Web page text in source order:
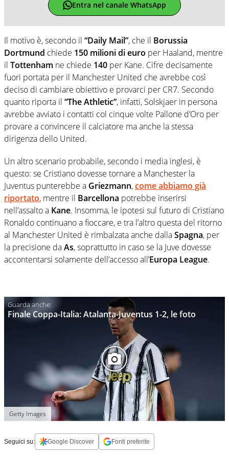
Entra nel canale WhatsApp
Il motivo è, secondo il “Daily Mail”, che il Borussia
Dortmund chiede 150 milioni di euro per Haaland, mentre
il Tottenham ne chiede 140 per Kane. Cifre decisamente
fuori portata per il Manchester United che avrebbe così
deciso di cambiare obiettivo e provarci per CR7. Secondo
quanto riporta il “The Athletic”, infatti, Solskjaer in persona
avrebbe avviato i contatti col cinque volte Pallone d’Oro per
provare a convincere il calciatore ma anche la stessa
dirigenza dello United.
Un altro scenario probabile, secondo i media inglesi, è
questo: se Cristiano dovesse tornare a Manchester la
Juventus punterebbe a Griezmann,come abbiamo già
riportato, mentre il Barcellona potrebbe inserirsi
nell’assalto a Kane. Insomma, le ipotesi sul futuro di Cristiano
Ronaldo continuano a fioccare, e tra l’altro questa del ritorno
al Manchester United è rimbalzata anche dallaSpagna, per
la precisione daAs, soprattutto in caso se la Juve dovesse
accontentarsi solamente dell’accesso all’Europa League.
Finale Coppa-Italia: Atalanta-Juventus 1-2, le foto
Getty Images
Seguici su: Google Discover Fonti preferite